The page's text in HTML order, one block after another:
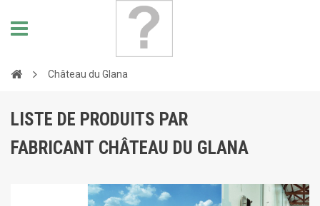
Château du Glana
LISTE DE PRODUITS PAR
FABRICANT CHÂTEAU DU GLANA